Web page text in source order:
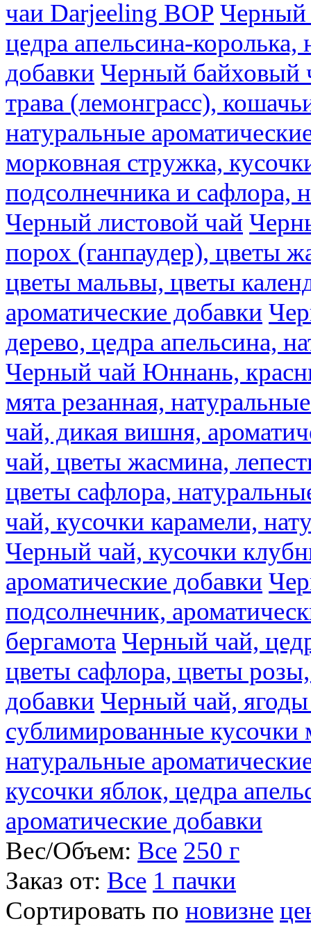
чаи Darjeeling BOP Черный
цедра апельсина-
добавки Черный байховый
трава (лемонграсс),
натуральные
морковная стружка,
подсолнечника и сафлора,
Черный листовой чай
порох (ганпаудер), цветы
цветы мальвы, цветы
ароматические добавки
дерево, цедра апельсина,
Черный чай Юннань,
мята резанная,
чай, дикая вишня,
чай, цветы жасмина,
цветы сафлора,
чай, кусочки карамели,
Черный чай, кусочки
ароматические добавки
подсолнечник,
бергамота Черный чай,
цветы сафлора, цветы
добавки Черный чай,
сублимированные
натуральные
кусочки яблок, цедра
ароматические добавки
Вес/Объем: Все 250 г
Заказ от: Все 1 пачки
Сортировать по новизне